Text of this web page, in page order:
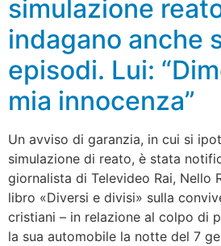
simulazione
indagano anche
episodi. Lui:
mia innocenza”
Un avviso di garanzia, in cui si
simulazione di reato, è stata
giornalista di Televideo Rai, Nello
libro «Diversi e divisi» sulla
cristiani – in relazione al colpo di
la sua automobile la notte del 7